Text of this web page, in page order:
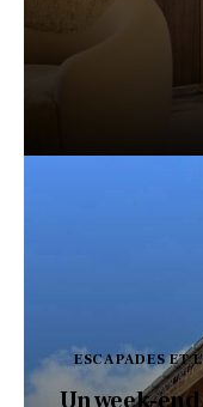
ESCAPADES ET